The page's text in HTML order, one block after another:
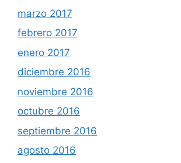
marzo 2017
febrero 2017
enero 2017
diciembre 2016
noviembre 2016
octubre 2016
septiembre 2016
agosto 2016